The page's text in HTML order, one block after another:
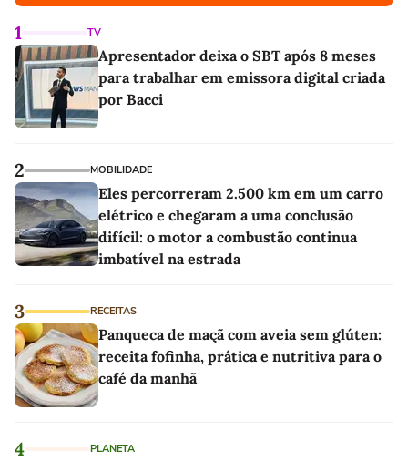
1 TV
Apresentador deixa o SBT após 8 meses
para trabalhar em emissora digital criada
por Bacci
2 MOBILIDADE
Eles percorreram 2.500 km em um carro
elétrico e chegaram a uma conclusão
difícil: o motor a combustão continua
imbatível na estrada
3 RECEITAS
Panqueca de maçã com aveia sem glúten:
receita fofinha, prática e nutritiva para o
café da manhã
4 PLANETA